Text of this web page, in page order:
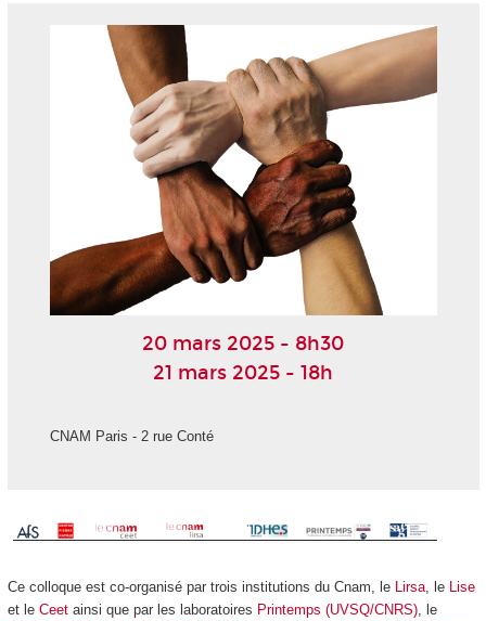
20 mars 2025 - 8h30
21 mars 2025 - 18h
CNAM Paris - 2 rue Conté
Ce colloque est co-organisé par trois institutions du Cnam, le Lirsa, leLise
et le Ceetainsi que par les laboratoires Printemps (UVSQ/CNRS), le